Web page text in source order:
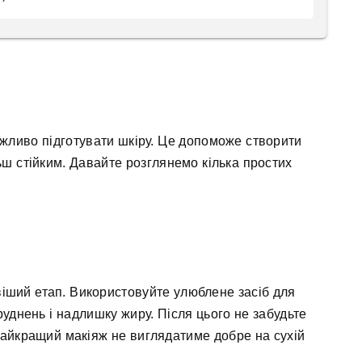
підготувати шкіру. Це допоможе створити
стійким. Давайте розглянемо кілька простих
етап. Використовуйте улюблене засіб для
і надлишку жиру. Після цього не забудьте
макіяж не виглядатиме добре на сухій